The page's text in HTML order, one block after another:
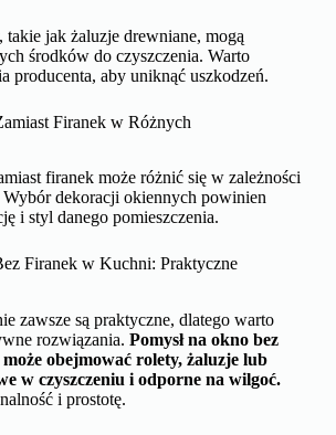
takie jak żaluzje drewniane, mogą
środków do czyszczenia. Warto
producenta, aby uniknąć uszkodzeń.
Firanek w Różnych
firanek może różnić się w zależności
Wybór dekoracji okiennych powinien
i styl danego pomieszczenia.
Firanek w Kuchni: Praktyczne
zawsze są praktyczne, dlatego warto
rozwiązania. Pomysł na okno bez
obejmować rolety, żaluzje lub
w czyszczeniu i odporne na wilgoć.
i prostotę.